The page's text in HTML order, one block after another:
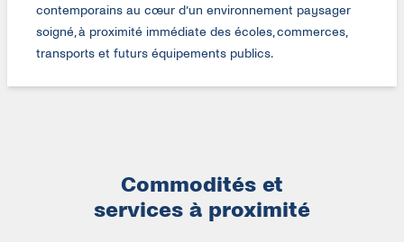
contemporains au cœur d’un environnement paysager
soigné, à proximité immédiate des écoles, commerces,
transports et futurs équipements publics.
Commodités et
services à proximité